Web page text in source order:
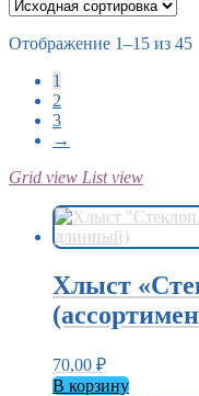
Отображение 1–15 из 45
1
2
3
→
Grid view List view
Хлыст
70,00 ₽
В корзину